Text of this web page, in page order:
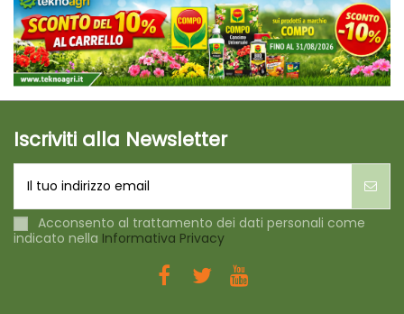
Iscriviti alla Newsletter
Acconsento al trattamento dei dati personali come
indicato nella Informativa Privacy